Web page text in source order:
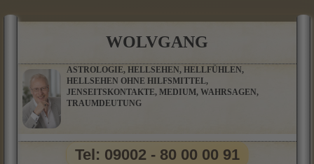
WOLVGANG
ASTROLOGIE, HELLSEHEN, HELLFÜHLEN,
HELLSEHEN OHNE HILFSMITTEL,
JENSEITSKONTAKTE, MEDIUM, WAHRSAGEN,
TRAUMDEUTUNG
Tel: 09002 - 80 00 00 91